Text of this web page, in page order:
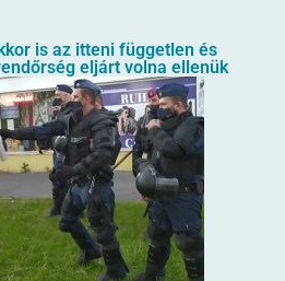
is az itteni független és
eljárt volna ellenük